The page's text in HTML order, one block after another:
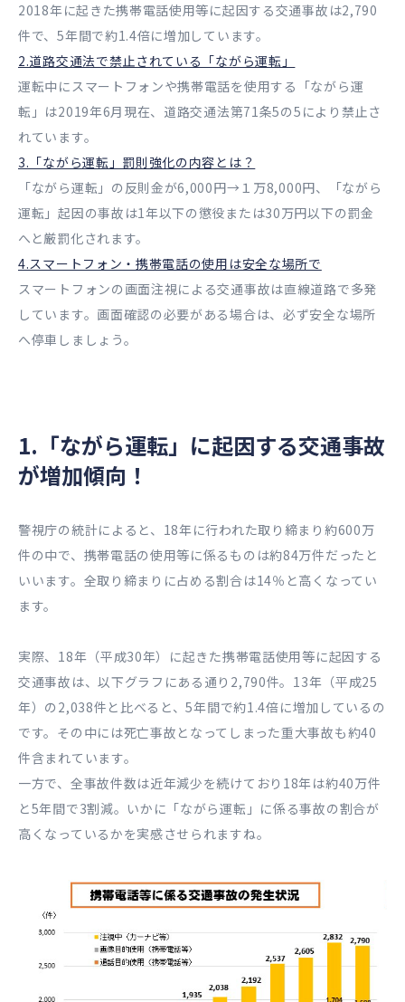
2018年に起きた携帯電話使用等に起因する交通事故は2,790
件で、5年間で約1.4倍に増加しています。
2.道路交通法で禁止されている「ながら運転」
運転中にスマートフォンや携帯電話を使用する「ながら運
転」は2019年6月現在、道路交通法第71条5の5により禁止さ
れています。
3.「ながら運転」罰則強化の内容とは？
「ながら運転」の反則金が6,000円→１万8,000円、「ながら
運転」起因の事故は1年以下の懲役または30万円以下の罰金
へと厳罰化されます。
4.スマートフォン・携帯電話の使用は安全な場所で
スマートフォンの画面注視による交通事故は直線道路で多発
しています。画面確認の必要がある場合は、必ず安全な場所
へ停車しましょう。
1.「ながら運転」に起因する交通事故
が増加傾向！
警視庁の統計によると、18年に行われた取り締まり約600万
件の中で、携帯電話の使用等に係るものは約84万件だったと
いいます。全取り締まりに占める割合は14％と高くなってい
ます。
実際、18年（平成30年）に起きた携帯電話使用等に起因する
交通事故は、以下グラフにある通り2,790件。13年（平成25
年）の2,038件と比べると、5年間で約1.4倍に増加しているの
です。その中には死亡事故となってしまった重大事故も約40
件含まれています。
一方で、全事故件数は近年減少を続けており18年は約40万件
と5年間で3割減。いかに「ながら運転」に係る事故の割合が
高くなっているかを実感させられますね。